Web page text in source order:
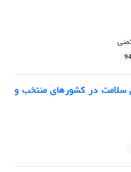
سلامت در کشورهای منتخب و